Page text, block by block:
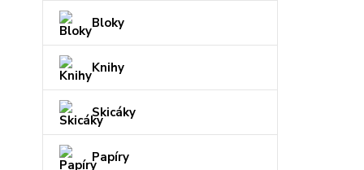
Bloky
Knihy
Skicáky
Papíry